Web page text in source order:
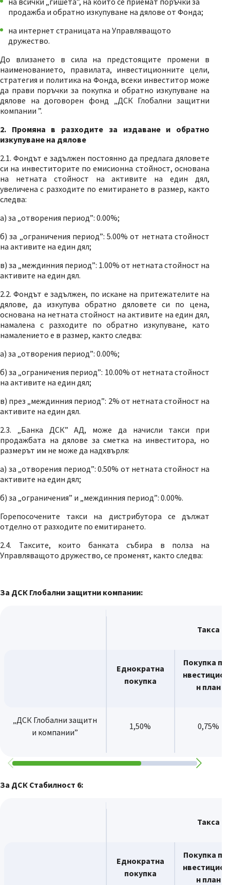
продажба и обратно изкупуване на дялове от Фонда;
на интернет страницата на Управляващото
дружество.
До влизането в сила на предстоящите промени в
наименованието, правилата, инвестиционните цели,
стратегия и политика на Фонда, всеки инвеститор може
да прави поръчки за покупка и обратно изкупуване на
дялове на договорен фонд „ДСК Глобални защитни
компании ”.
2. Промяна в разходите за издаване и обратно
изкупуване на дялове
2.1. Фондът е задължен постоянно да предлага дяловете
си на инвеститорите по емисионна стойност, основана
на нетната стойност на активите на един дял,
увеличена с разходите по емитирането в размер, както
следва:
a) за „отворения период”: 0.00%;
б) за „ограничения период”: 5.00% от нетната стойност
на активите на един дял;
в) за „междинния период”: 1.00% от нетната стойност на
активите на един дял.
2.2. Фондът е задължен, по искане на притежателите на
дялове, да изкупува обратно дяловете си по цена,
основана на нетната стойност на активите на един дял,
намалена с разходите по обратно изкупуване, като
намалението е в размер, както следва:
a) за „отворения период”: 0.00%;
б) за „ограничения период”: 10.00% от нетната стойност
на активите на един дял;
в) през „междинния период”: 2% от нетната стойност на
активите на един дял.
2.3. „Банка ДСК” АД, може да начисли такси при
продажбата на дялове за сметка на инвеститора, но
размерът им не може да надхвърля:
а) за „отворения период”: 0.50% от нетната стойност на
активите на един дял;
б) за „ограничения” и „междинния период”: 0.00%.
Горепосочените такси на дистрибутора се дължат
отделно от разходите по емитирането.
2.4. Таксите, които банката събира в полза на
Управляващото дружество, се променят, както следва:
За ДСК Глобални защитни компании:
Такса
Еднократна
покупка
Покупка по
н план
„ДСК Глобални защитн
и компании”
1,50% 0,75%
За ДСК Стабилност 6:
Такса
Еднократна
покупка
Покупка по
н план